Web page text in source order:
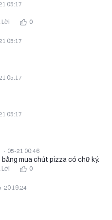
05:17
Lời 0
05:17
05:17
05:17
· 05-21 00:46
mua chút pizza có chữ ký.
Lời 0
20 19:24